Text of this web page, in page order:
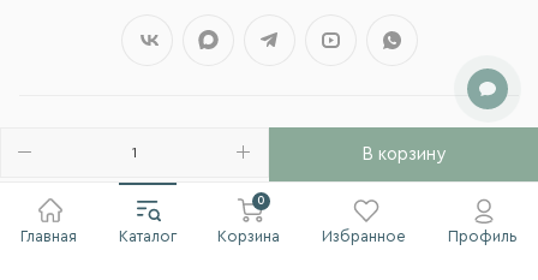
В корзину
2026 © Lenel - интернет-магазин натуральной косметики
Главная Каталог
0
Корзина Избранное Профиль